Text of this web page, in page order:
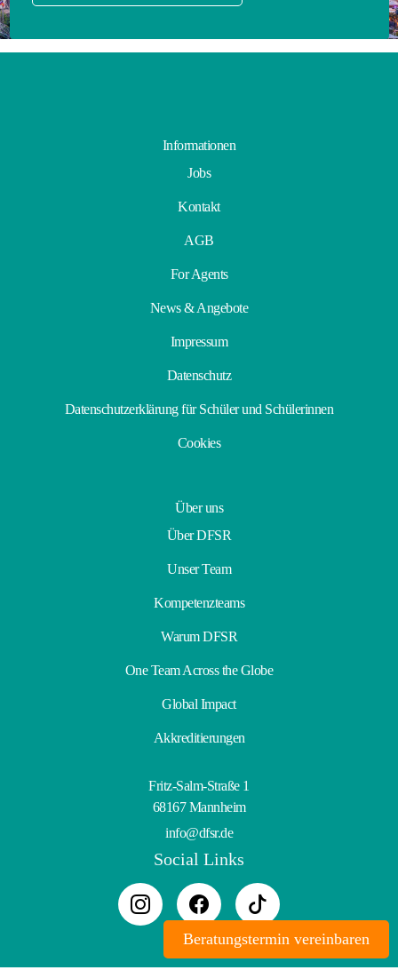
Informationen
Jobs
Kontakt
AGB
For Agents
News & Angebote
Impressum
Datenschutz
Datenschutzerklärung für Schüler und Schülerinnen
Cookies
Über uns
Über DFSR
Unser Team
Kompetenzteams
Warum DFSR
One Team Across the Globe
Global Impact
Akkreditierungen
Fritz-Salm-Straße 1
68167 Mannheim
info@dfsr.de
Social Links
Beratungstermin vereinbaren